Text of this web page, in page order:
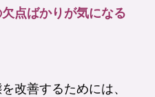
点ばかりが気になる
改善するためには、